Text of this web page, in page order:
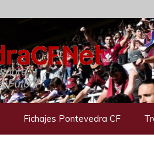
Fichajes Pontevedra CF